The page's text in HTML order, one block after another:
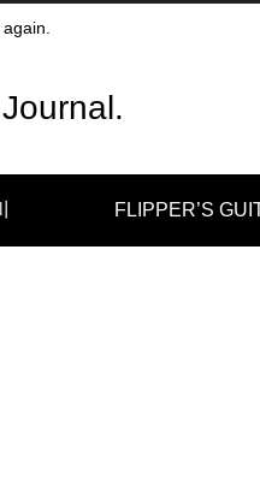
again.
FLIPPER’S